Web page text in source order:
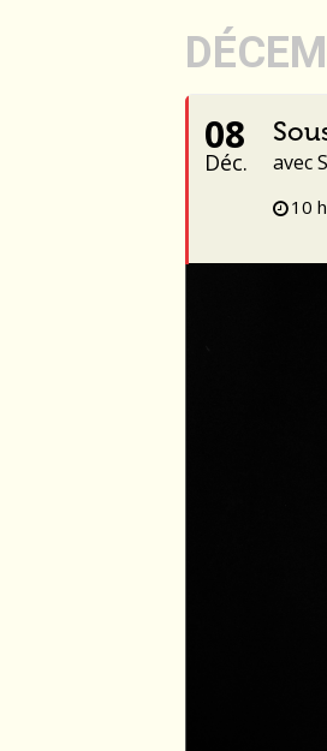
08
Déc. avec
10